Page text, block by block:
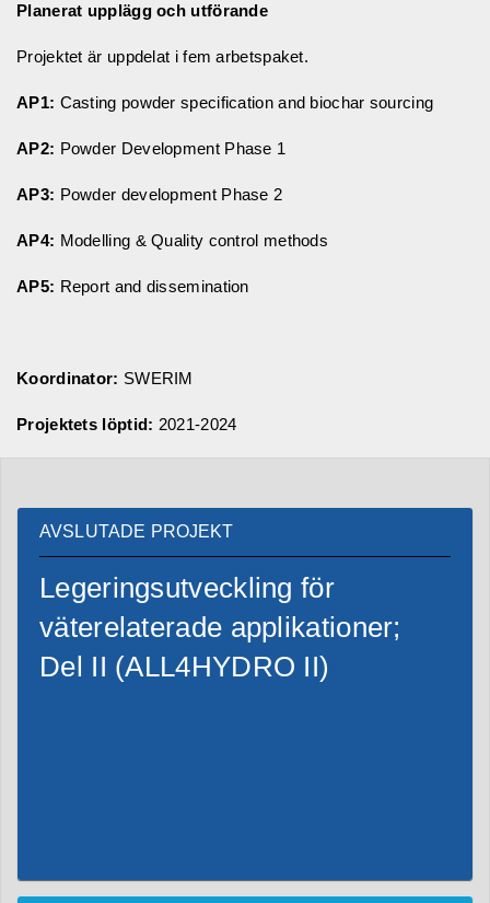
Planerat upplägg och utförande
Projektet är uppdelat i fem arbetspaket.
AP1: Casting powder specification and biochar sourcing
AP2: Powder Development Phase 1
AP3: Powder development Phase 2
AP4: Modelling & Quality control methods
AP5: Report and dissemination
Koordinator: SWERIM
Projektets löptid: 2021-2024
AVSLUTADE PROJEKT
Legeringsutveckling för
väterelaterade applikationer;
Del II (ALL4HYDRO II)